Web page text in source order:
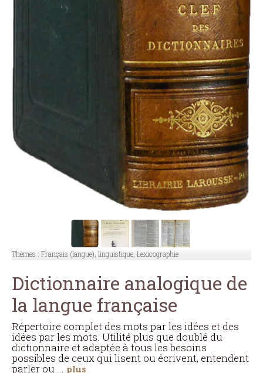
Thèmes : Français (langue), linguistique, Lexicographie
Dictionnaire analogique de
la langue française
Répertoire complet des mots par les idées et des
idées par les mots. Utilité plus que doublé du
dictionnaire et adaptée à tous les besoins
possibles de ceux qui lisent ou écrivent, entendent
parler ou ... plus